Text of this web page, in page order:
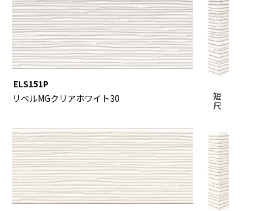
短
尺
ELS151P
リベルMGクリアホワイト30